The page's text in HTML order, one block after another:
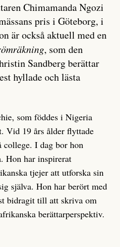
Chimamanda Ngozi
pris i Göteborg, i
är också aktuell med en
, som den
Sandberg berättar
hyllade och lästa
som föddes i Nigeria
Vid 19 års ålder flyttade
I dag bor hon
Hon har inspirerat
tjejer att utforska sin
själva. Hon har berört med
bidragit till att skriva om
berättarperspektiv.